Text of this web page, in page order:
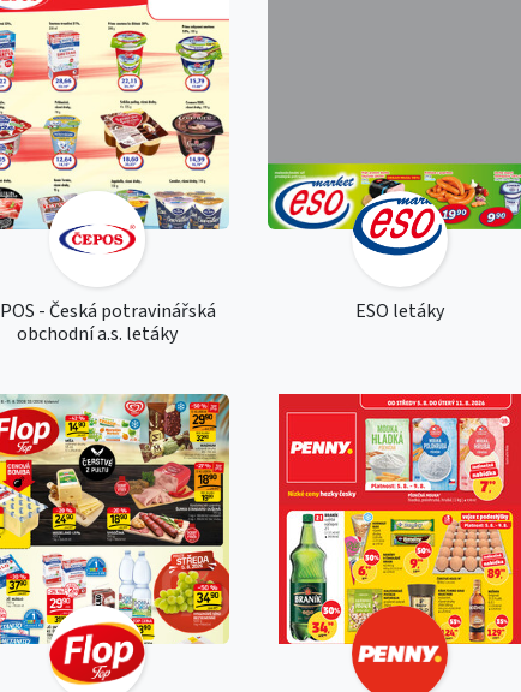
- Česká potravinářská
obchodní a.s. letáky
ESO letáky